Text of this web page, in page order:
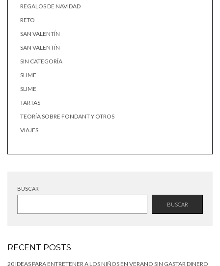
REGALOS DE NAVIDAD
RETO
SAN VALENTÍN
SAN VALENTÍN
SIN CATEGORÍA
SLIME
SLIME
TARTAS
TEORÍA SOBRE FONDANT Y OTROS
VIAJES
BUSCAR
BUSCAR
RECENT POSTS
20 IDEAS PARA ENTRETENER A LOS NIÑOS EN VERANO SIN GASTAR DINERO